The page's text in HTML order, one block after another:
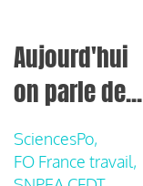
Aujourd'hui
on parle de...
SciencesPo,
FO France travail,